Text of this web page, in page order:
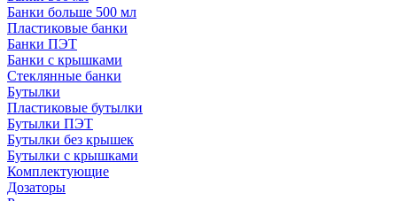
Банки больше 500 мл
Пластиковые банки
Банки ПЭТ
Банки с крышками
Стеклянные банки
Бутылки
Пластиковые бутылки
Бутылки ПЭТ
Бутылки без крышек
Бутылки с крышками
Комплектующие
Дозаторы